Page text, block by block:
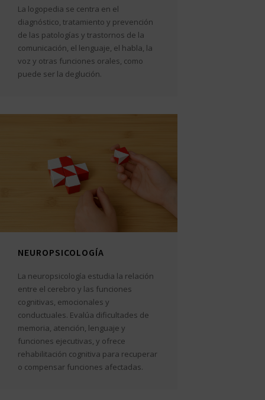
La logopedia se centra en el
diagnóstico, tratamiento y prevención
de las patologías y trastornos de la
comunicación, el lenguaje, el habla, la
voz y otras funciones orales, como
puede ser la deglución.
NEUROPSICOLOGÍA
La neuropsicología estudia la relación
entre el cerebro y las funciones
cognitivas, emocionales y
conductuales. Evalúa dificultades de
memoria, atención, lenguaje y
funciones ejecutivas, y ofrece
rehabilitación cognitiva para recuperar
o compensar funciones afectadas.